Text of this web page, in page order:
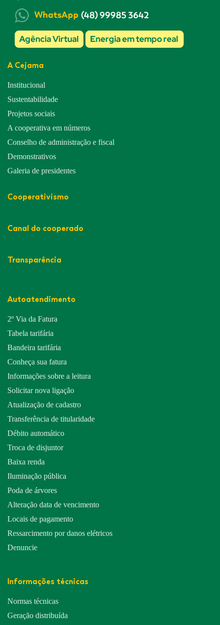
A Cejama
Institucional
Sustentabilidade
Projetos sociais
A cooperativa em números
Conselho de administração e fiscal
Demonstrativos
Galeria de presidentes
Cooperativismo
Canal do cooperado
Transparência
Autoatendimento
2º Via da Fatura
Tabela tarifária
Bandeira tarifária
Conheça sua fatura
Informações sobre a leitura
Solicitar nova ligação
Atualização de cadastro
Transferência de titularidade
Débito automático
Troca de disjuntor
Baixa renda
Iluminação pública
Poda de árvores
Alteração data de vencimento
Locais de pagamento
Ressarcimento por danos elétricos
Denuncie
Informações técnicas
Normas técnicas
Geração distribuída